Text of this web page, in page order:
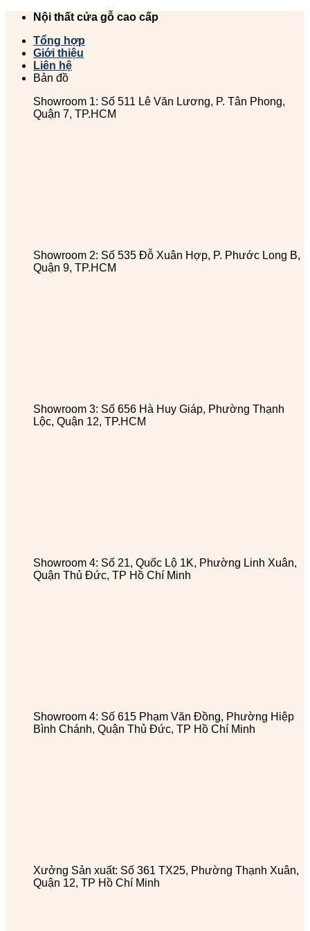
Chuyển
dung
Nội thất cửa gỗ cao cấp
Tổng hợp
Giới thiệu
Liên hệ
Bản đồ
Showroom 1: Số 511 Lê Văn Lương, P. Tân Phong,
Quận 7, TP.HCM
Showroom 2: Số 535 Đỗ Xuân Hợp, P. Phước Long B,
Quận 9, TP.HCM
Showroom 3: Số 656 Hà Huy Giáp, Phường Thạnh
Lộc, Quận 12, TP.HCM
Showroom 4: Số 21, Quốc Lộ 1K, Phường Linh Xuân,
Quận Thủ Đức, TP Hồ Chí Minh
Showroom 4: Số 615 Phạm Văn Đồng, Phường Hiệp
Bình Chánh, Quận Thủ Đức, TP Hồ Chí Minh
Xưởng Sản xuất: Số 361 TX25, Phường Thạnh Xuân,
Quận 12, TP Hồ Chí Minh